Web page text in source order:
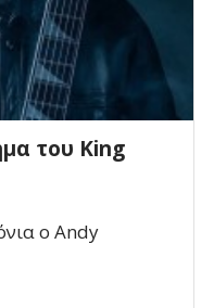
του King
ο Andy